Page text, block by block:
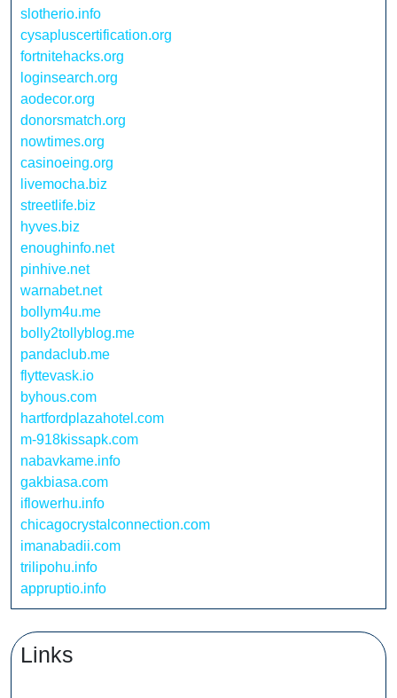
slotherio.info
cysapluscertification.org
fortnitehacks.org
loginsearch.org
aodecor.org
donorsmatch.org
nowtimes.org
casinoeing.org
livemocha.biz
streetlife.biz
hyves.biz
enoughinfo.net
pinhive.net
warnabet.net
bollym4u.me
bolly2tollyblog.me
pandaclub.me
flyttevask.io
byhous.com
hartfordplazahotel.com
m-918kissapk.com
nabavkame.info
gakbiasa.com
iflowerhu.info
chicagocrystalconnection.com
imanabadii.com
trilipohu.info
appruptio.info
Links